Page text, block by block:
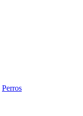
Perros